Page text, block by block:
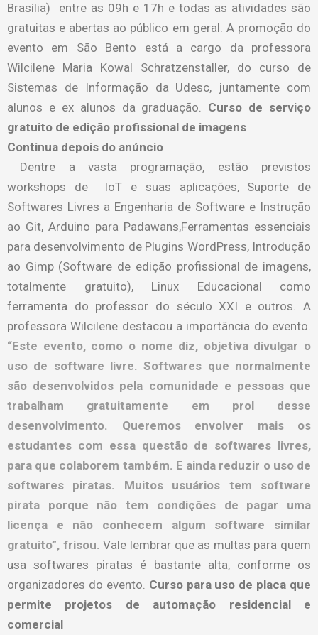
Brasília) entre as 09h e 17h e todas as atividades são
gratuitas e abertas ao público em geral. A promoção do
evento em São Bento está a cargo da professora
Wilcilene Maria Kowal Schratzenstaller, do curso de
Sistemas de Informação da Udesc, juntamente com
alunos e ex alunos da graduação. Curso de serviço
gratuito de edição profissional de imagens
Continua depois do anúncio
Dentre a vasta programação, estão previstos
workshops de IoT e suas aplicações, Suporte de
Softwares Livres a Engenharia de Software e Instrução
ao Git, Arduino para Padawans,Ferramentas essenciais
para desenvolvimento de Plugins WordPress, Introdução
ao Gimp (Software de edição profissional de imagens,
totalmente gratuito), Linux Educacional como
ferramenta do professor do século XXI e outros. A
professora Wilcilene destacou a importância do evento.
“Este evento, como o nome diz, objetiva divulgar o
uso de software livre. Softwares que normalmente
são desenvolvidos pela comunidade e pessoas que
trabalham gratuitamente em prol desse
desenvolvimento. Queremos envolver mais os
estudantes com essa questão de softwares livres,
para que colaborem também. E ainda reduzir o uso de
softwares piratas. Muitos usuários tem software
pirata porque não tem condições de pagar uma
licença e não conhecem algum software similar
gratuito”, frisou. Vale lembrar que as multas para quem
usa softwares piratas é bastante alta, conforme os
organizadores do evento. Curso para uso de placa que
permite projetos de automação residencial e
comercial